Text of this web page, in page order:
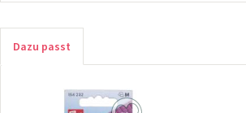
Dazu passt